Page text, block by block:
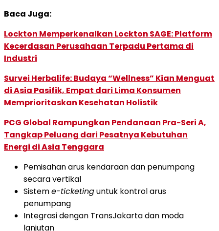
Baca Juga:
Lockton Memperkenalkan Lockton SAGE: Platform
Kecerdasan Perusahaan Terpadu Pertama di
Industri
Survei Herbalife: Budaya “Wellness” Kian Menguat
di Asia Pasifik, Empat dari Lima Konsumen
Memprioritaskan Kesehatan Holistik
PCG Global Rampungkan Pendanaan Pra-Seri A,
Tangkap Peluang dari Pesatnya Kebutuhan
Energi di Asia Tenggara
Pemisahan arus kendaraan dan penumpang
secara vertikal
Sisteme-ticketinguntuk kontrol arus
penumpang
Integrasi dengan TransJakarta dan moda
lanjutan